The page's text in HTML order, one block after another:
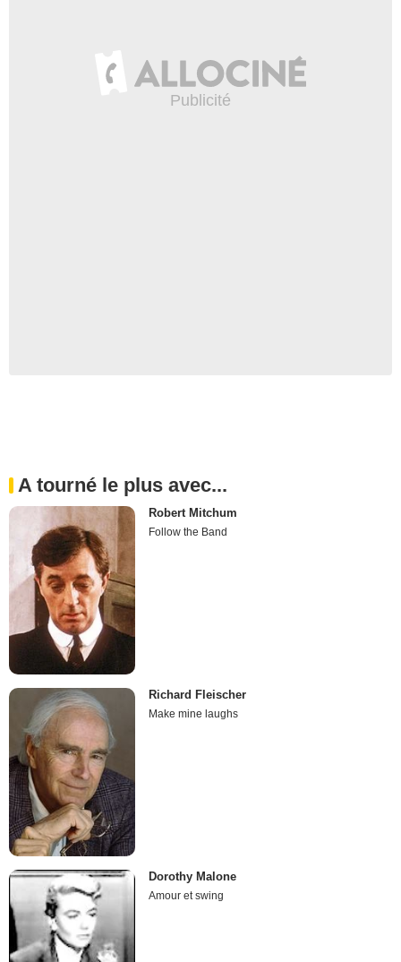
A tourné le plus avec...
Robert Mitchum
Follow the Band
Richard Fleischer
Make mine laughs
Dorothy Malone
Amour et swing